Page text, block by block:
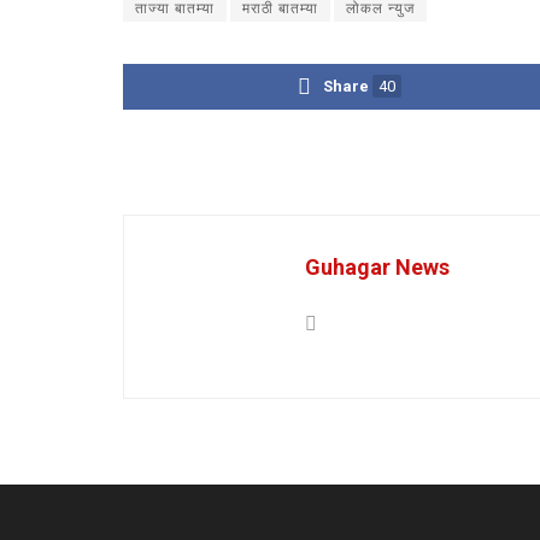
ताज्या बातम्या मराठी बातम्या लोकल न्युज
Share 40
Guhagar News